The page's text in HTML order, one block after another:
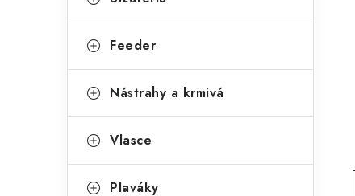
n
ý
a
n
e
ó
i
Feeder
Nástrahy a krmivá
Vlasce
Plaváky